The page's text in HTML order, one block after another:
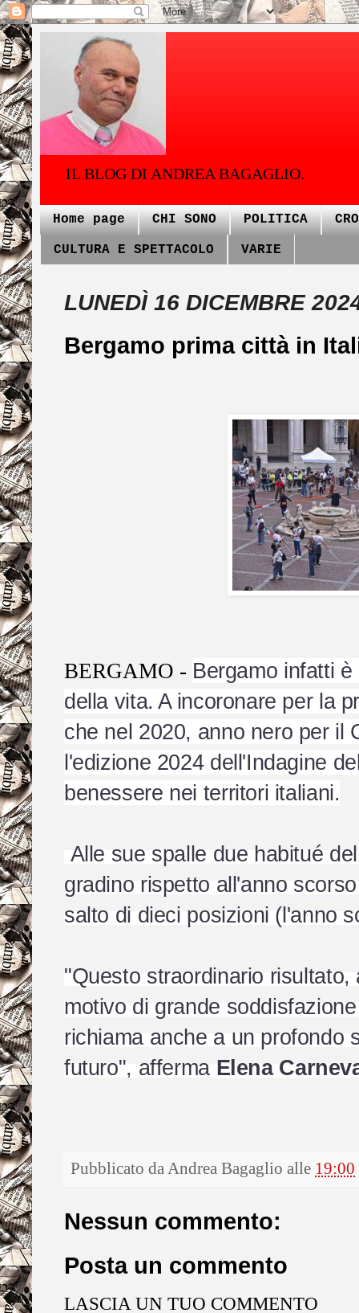
IL BLOG DI ANDREA BAGAGLIO.
Home page CHI SONO POLITICA
CULTURA E SPETTACOLO VARIE
LUNEDÌ 16 DICEMBRE
Bergamo prima città in
BERGAMO - Bergamo infatti
della vita. A incoronare per la
che nel 2020, anno nero per il
l'edizione 2024 dell'Indagine
benessere nei territori italiani.
Alle sue spalle due habitué
gradino rispetto all'anno
salto di dieci posizioni (l'anno
"Questo straordinario
motivo di grande
richiama anche a un profondo
futuro", afferma Elena
Pubblicato daAndrea Bagaglio alle 19:00
Nessun commento:
Posta un commento
LASCIA UN TUO COMMENTO